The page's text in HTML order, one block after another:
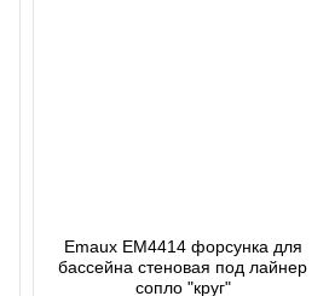
Emaux EM4414 форсунка для
бассейна стеновая под лайнер
сопло "круг"